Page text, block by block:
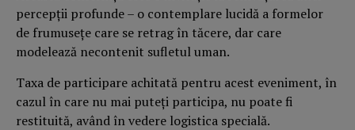
percepţii profunde – o contemplare lucidă a formelor
de frumuseţe care se retrag în tăcere, dar care
modelează necontenit sufletul uman.
Taxa de participare achitată pentru acest eveniment, în
cazul în care nu mai puteţi participa, nu poate fi
restituită, având în vedere logistica specială.